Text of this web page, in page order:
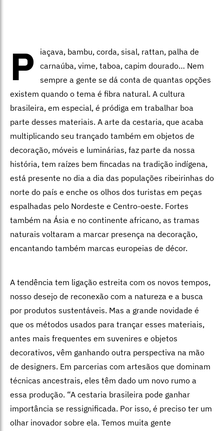
P
iaçava, bambu, corda, sisal, rattan, palha de
carnaúba, vime, taboa, capim dourado… Nem
sempre a gente se dá conta de quantas opções
existem quando o tema é fibra natural. A cultura
brasileira, em especial, é pródiga em trabalhar boa
parte desses materiais. A arte da cestaria, que acaba
multiplicando seu trançado também em objetos de
decoração, móveis e luminárias, faz parte da nossa
história, tem raízes bem fincadas na tradição indígena,
está presente no dia a dia das populações ribeirinhas do
norte do país e enche os olhos dos turistas em peças
espalhadas pelo Nordeste e Centro-oeste. Fortes
também na Ásia e no continente africano, as tramas
naturais voltaram a marcar presença na decoração,
encantando também marcas europeias de décor.
A tendência tem ligação estreita com os novos tempos,
nosso desejo de reconexão com a natureza e a busca
por produtos sustentáveis. Mas a grande novidade é
que os métodos usados para trançar esses materiais,
antes mais frequentes em suvenires e objetos
decorativos, vêm ganhando outra perspectiva na mão
de designers. Em parcerias com artesãos que dominam
técnicas ancestrais, eles têm dado um novo rumo a
essa produção. “A cestaria brasileira pode ganhar
importância se ressignificada. Por isso, é preciso ter um
olhar inovador sobre ela. Temos muita gente